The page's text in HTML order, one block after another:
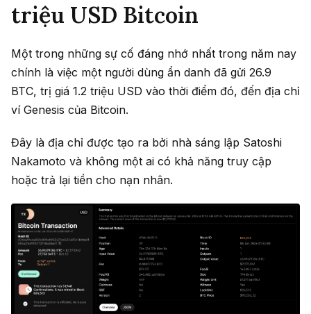
triệu USD Bitcoin
Một trong những sự cố đáng nhớ nhất trong năm nay
chính là việc một người dùng ẩn danh đã gửi 26.9
BTC, trị giá 1.2 triệu USD vào thời điểm đó, đến địa chỉ
ví Genesis của Bitcoin.
Đây là địa chỉ được tạo ra bởi nhà sáng lập Satoshi
Nakamoto và không một ai có khả năng truy cập
hoặc trả lại tiền cho nạn nhân.